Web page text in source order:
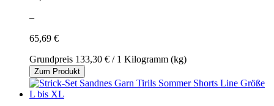
–
65,69 €
Grundpreis 133,30 € / 1 Kilogramm (kg)
Zum Produkt